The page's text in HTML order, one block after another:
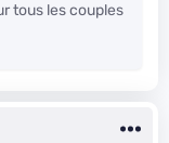
tous les couples